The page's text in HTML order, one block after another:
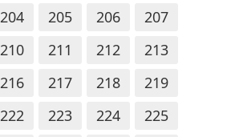
204 205 206
207
210 211 212
213
216 217 218
219
222 223 224
225